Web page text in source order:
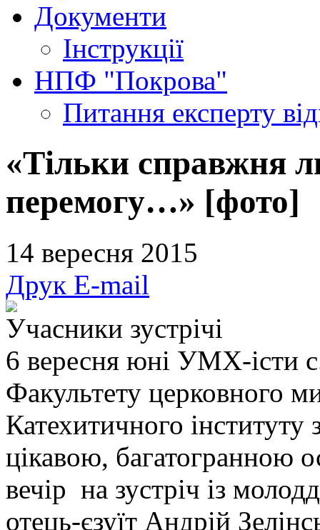
Документи
Інструкції
НПФ "Покрова"
Питання експерту
«Тільки справжня
перемогу…» [фото]
14 вересня 2015
Друк E-mail
Учасники зустрічі
6 вересня юні УМХ-істи
Факультету церковного
Катехитичного інституту
цікавою, багатогранною
вечір на зустріч із
отець-єзуїт Андрій